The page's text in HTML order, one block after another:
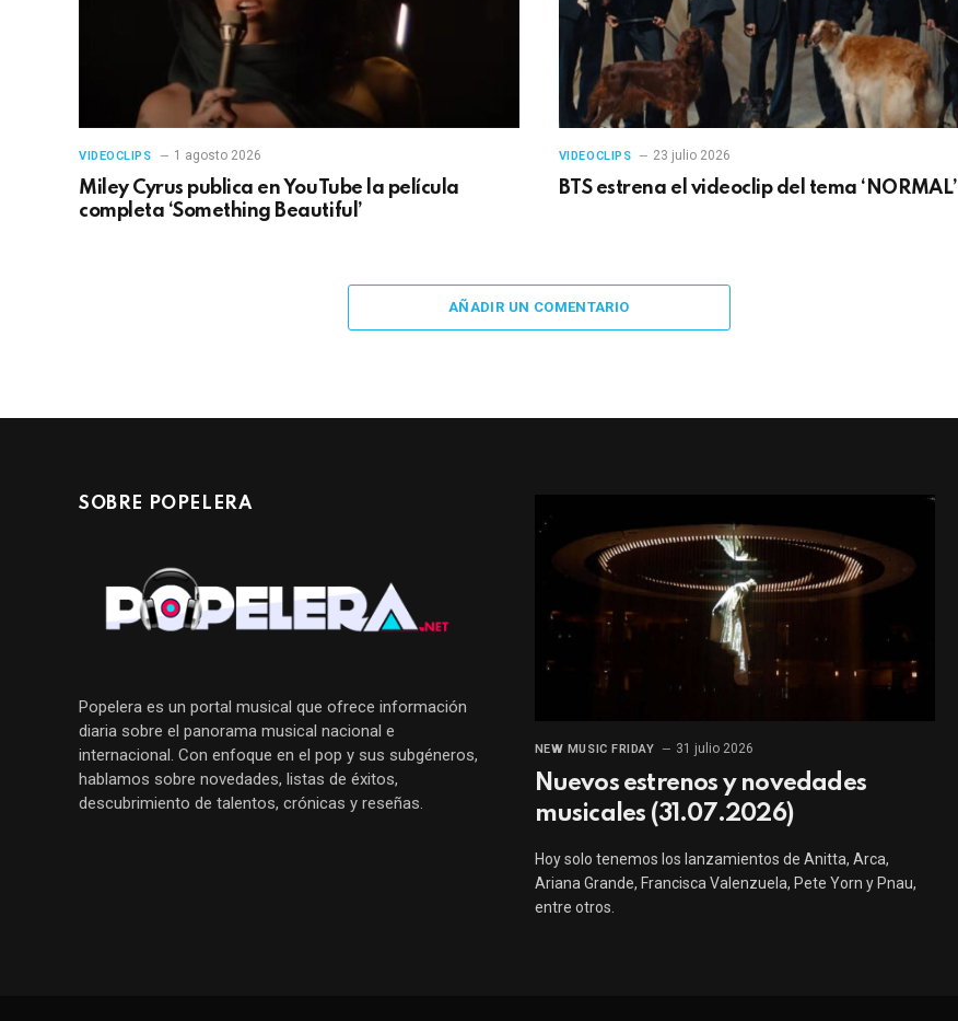
VIDEOCLIPS 1 agosto 2026
Miley Cyrus publica en YouTube la película
completa ‘Something Beautiful’
VIDEOCLIPS 23 julio 2026
BTS estrena el videoclip del tema ‘NORMAL’
AÑADIR UN COMENTARIO
SOBRE POPELERA
Popelera es un portal musical que ofrece información
diaria sobre el panorama musical nacional e
internacional. Con enfoque en el pop y sus subgéneros,
hablamos sobre novedades, listas de éxitos,
descubrimiento de talentos, crónicas y reseñas.
NEW MUSIC FRIDAY 31 julio 2026
Nuevos estrenos y novedades
musicales (31.07.2026)
Hoy solo tenemos los lanzamientos de Anitta, Arca,
Ariana Grande, Francisca Valenzuela, Pete Yorn y Pnau,
entre otros.